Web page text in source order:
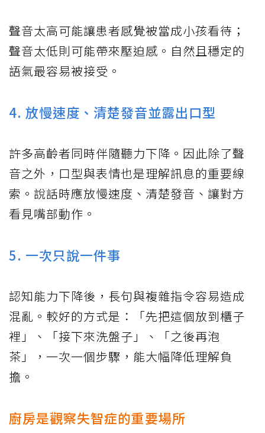
聲音太高可能讓患者感覺被當成小孩看待；
聲音太低則可能帶來壓迫感。自然且穩定的
語氣最容易被接受。
4. 放慢速度、清楚發音並露出口型
許多高齡者同時伴隨聽力下降。因此除了聲
音之外，口型與表情也是理解訊息的重要線
索。說話時應放慢速度、清楚發音、讓對方
看見嘴部動作。
5. 一次只說一件事
認知能力下降後，長句與複雜指令容易造成
混亂。較好的方式是：「先把這個放到櫃子
裡」、「接下來洗盤子」、「之後再泡
茶」，一次一個步驟，能大幅降低理解負
擔。
廚房是觀察失智症的重要場所